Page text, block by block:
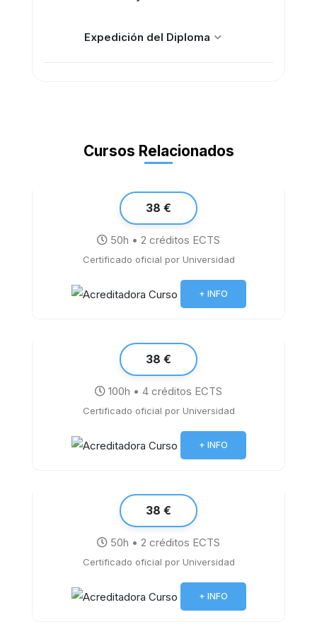
Expedición del Diploma
Cursos Relacionados
El Síndrome Burnout
38 €
50h • 2 créditos ECTS
Certificado oficial por Universidad
+ INFO
Word 2019
38 €
100h • 4 créditos ECTS
Certificado oficial por Universidad
+ INFO
La Pizarra Digital Interactiva
38 €
50h • 2 créditos ECTS
Certificado oficial por Universidad
+ INFO